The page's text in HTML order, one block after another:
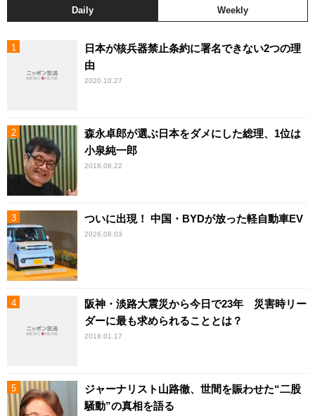
Daily Weekly
日本が核兵器禁止条約に署名できない2つの理
由
2020.10.27
森永卓郎が選ぶ日本をダメにした総理、1位は
小泉純一郎
2018.08.22
ついに出現！ 中国・BYDが放った軽自動車EV
2026.08.03
阪神・淡路大震災から今日で23年 災害時リー
ダーに最も求められることとは？
2018.01.17
ジャーナリスト山路徹、世間を賑わせた“二股
騒動”の真相を語る